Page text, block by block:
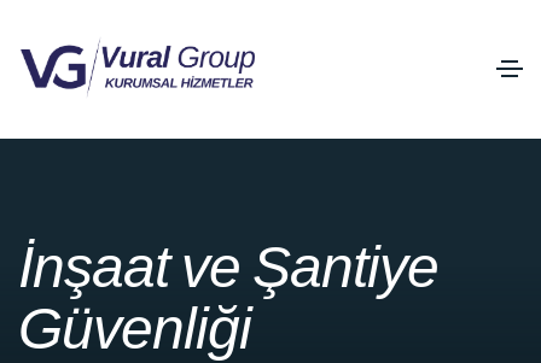
İnşaat ve Şantiye
Güvenliği